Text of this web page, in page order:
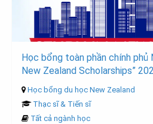
Học bổng toàn phần chính phủ
New Zealand Scholarships”
Học bổng du học New Zealand
Thạc sĩ & Tiến sĩ
Tất cả ngành học